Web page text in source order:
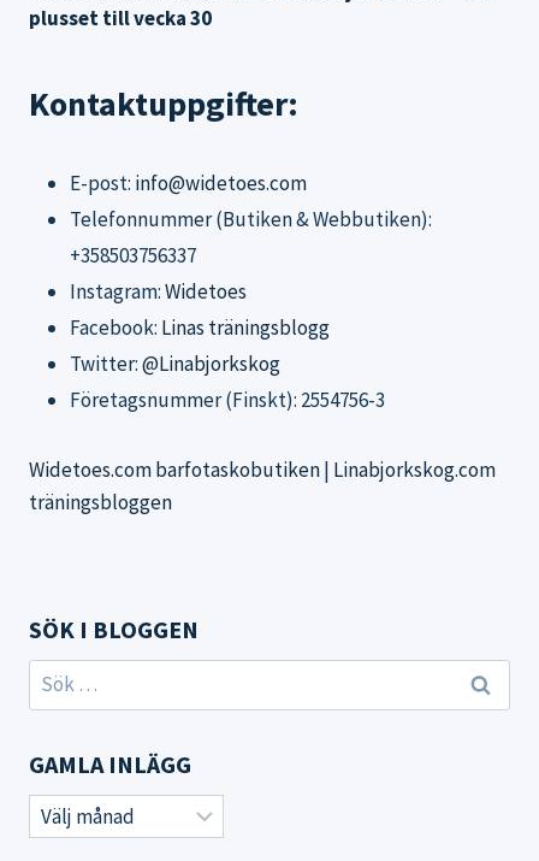
plusset till vecka 30
Kontaktuppgifter:
E-post: info@widetoes.com
Telefonnummer (Butiken & Webbutiken):
+358503756337
Instagram:Widetoes
Facebook: Linas träningsblogg
Twitter:@Linabjorkskog
Företagsnummer (Finskt): 2554756-3
Widetoes.com barfotaskobutiken| Linabjorkskog.com
träningsbloggen
SÖK I BLOGGEN
Sök
efter:
GAMLA INLÄGG
Gamla
inlägg